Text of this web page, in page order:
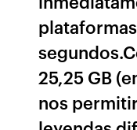
25,25 GB
nos